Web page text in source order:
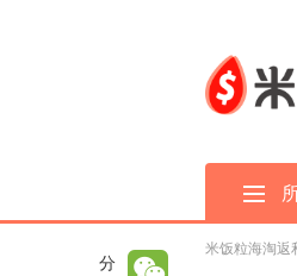
米饭粒海淘返
分